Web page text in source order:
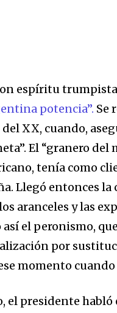
espíritu
potencia”. Se
XX, cuando,
El “granero del
tenía como
Llegó entonces
aranceles y las
el peronismo,
por
momento cuando
el presidente